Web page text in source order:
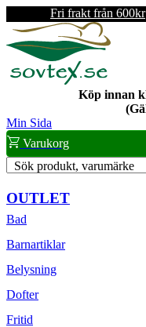
Fri frakt från 600kr
Köp innan
Min Sida
Varukorg
Sök produkt, varumärke
OUTLET
Bad
Barnartiklar
Belysning
Dofter
Fritid